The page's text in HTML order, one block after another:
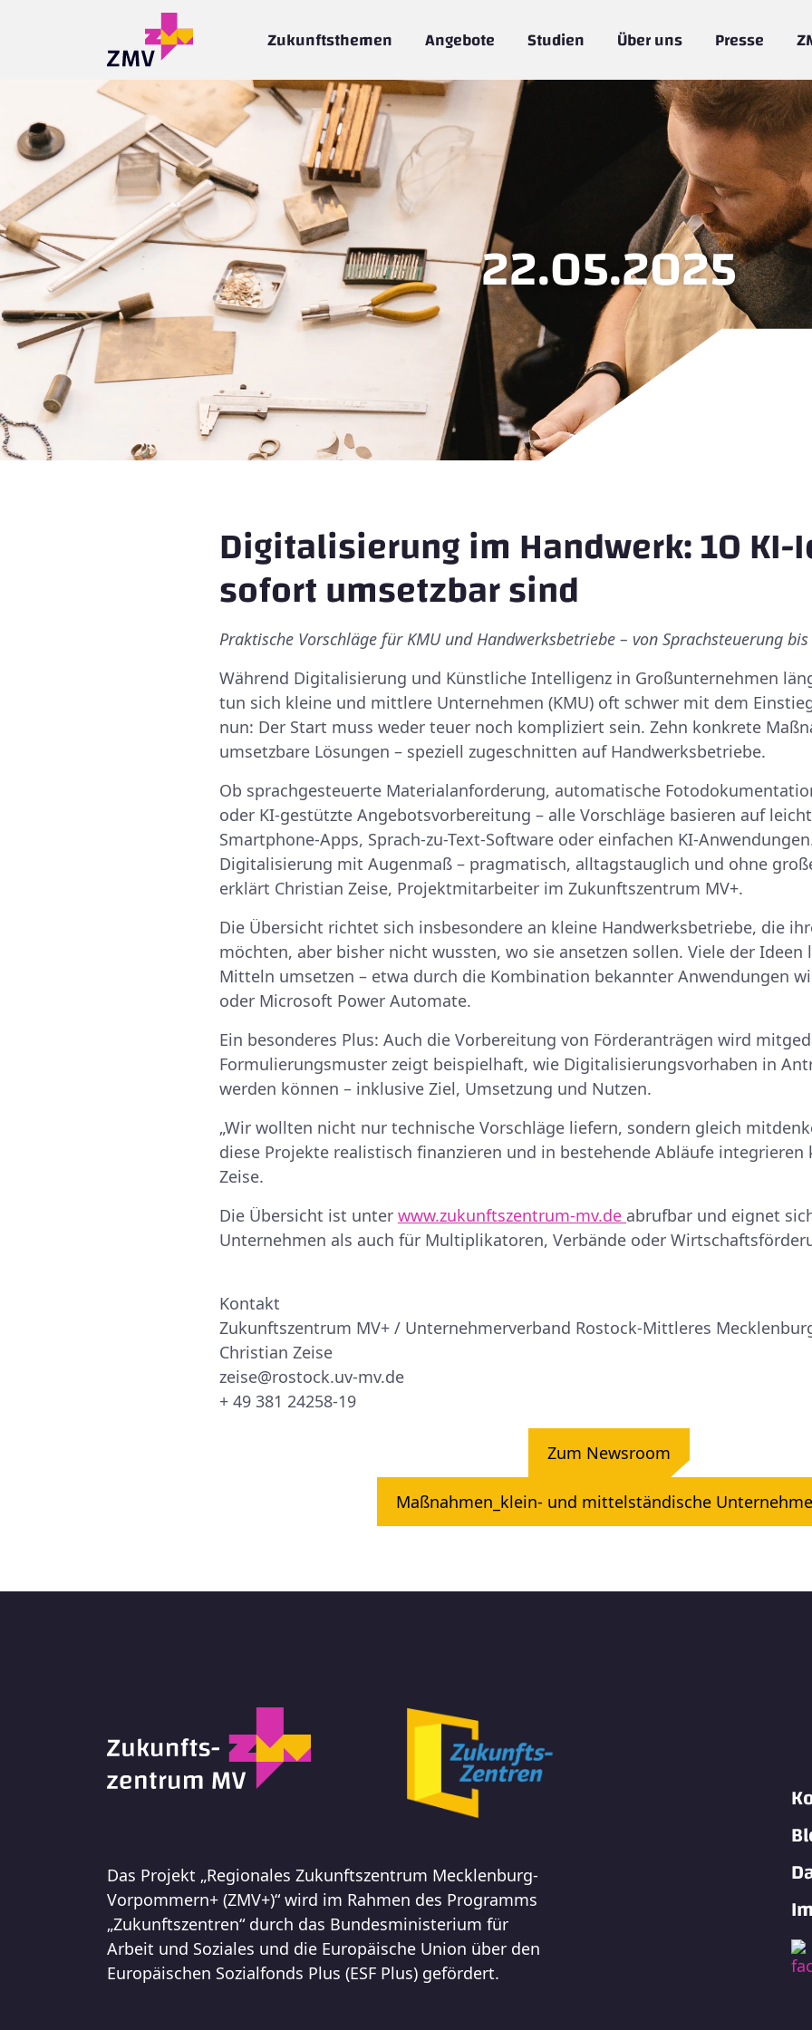
Zukunftsthemen Angebote Studien Über uns Presse
22.05.2025
Digitalisierung im Handwerk: 10 KI-
sofort umsetzbar sind
Praktische Vorschläge für KMU und Handwerksbetriebe – von Sprachsteuerung
Während Digitalisierung und Künstliche Intelligenz in Großunternehmen
tun sich kleine und mittlere Unternehmen (KMU) oft schwer mit dem
nun: Der Start muss weder teuer noch kompliziert sein. Zehn konkrete
umsetzbare Lösungen – speziell zugeschnitten auf Handwerksbetriebe.
Ob sprachgesteuerte Materialanforderung, automatische
oder KI-gestützte Angebotsvorbereitung – alle Vorschläge basieren auf
Smartphone-Apps, Sprach-zu-Text-Software oder einfachen KI-
Digitalisierung mit Augenmaß – pragmatisch, alltagstauglich und ohne
erklärt Christian Zeise, Projektmitarbeiter im Zukunftszentrum MV+.
Die Übersicht richtet sich insbesondere an kleine Handwerksbetriebe, die
möchten, aber bisher nicht wussten, wo sie ansetzen sollen. Viele der
Mitteln umsetzen – etwa durch die Kombination bekannter Anwendungen
oder Microsoft Power Automate.
Ein besonderes Plus: Auch die Vorbereitung von Förderanträgen wird
Formulierungsmuster zeigt beispielhaft, wie Digitalisierungsvorhaben in
werden können – inklusive Ziel, Umsetzung und Nutzen.
„Wir wollten nicht nur technische Vorschläge liefern, sondern gleich
diese Projekte realistisch finanzieren und in bestehende Abläufe integrieren
Zeise.
Die Übersicht ist unter www.zukunftszentrum-mv.de abrufbar und eignet
Unternehmen als auch für Multiplikatoren, Verbände oder
Kontakt
Zukunftszentrum MV+ / Unternehmerverband Rostock-Mittleres
Christian Zeise
zeise@rostock.uv-mv.de
+ 49 381 24258-19
Zum Newsroom
Maßnahmen_klein- und mittelständische
Das Projekt „Regionales Zukunftszentrum Mecklenburg-
Vorpommern+ (ZMV+)“ wird im Rahmen des Programms
„Zukunftszentren“ durch das Bundesministerium für
Arbeit und Soziales und die Europäische Union über den
Europäischen Sozialfonds Plus (ESF Plus) gefördert.